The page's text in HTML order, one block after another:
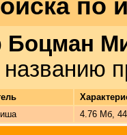
по
Боцман
4.76 Мб,